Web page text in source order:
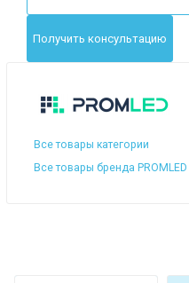
Получить консультацию
Все товары категории
Все товары бренда PROMLED